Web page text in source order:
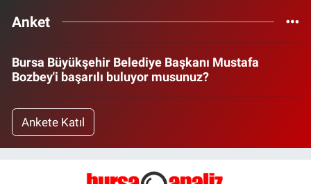
Anket
Bursa Büyükşehir Belediye Başkanı Mustafa
Bozbey'i başarılı buluyor musunuz?
Ankete Katıl